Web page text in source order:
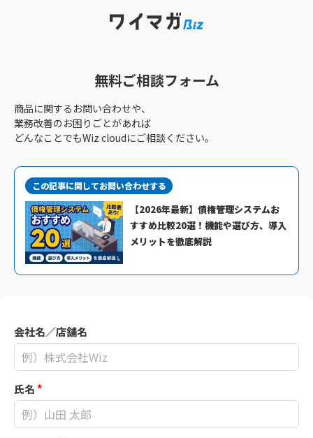
無料ご相談フォーム
商品に関するお問い合わせや、
業務改善のお困りごとがあれば
どんなことでもWiz cloudにご相談ください。
この記事に関してお問い合わせする
【2026年最新】債権管理システムお
すすめ比較20選！機能や選び方、導入
メリットを徹底解説
会社名／店舗名
氏名*